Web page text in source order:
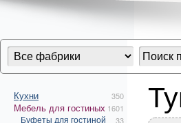
Кухни 350
Мебель для гостиных 1601
Буфеты для гостиной 33